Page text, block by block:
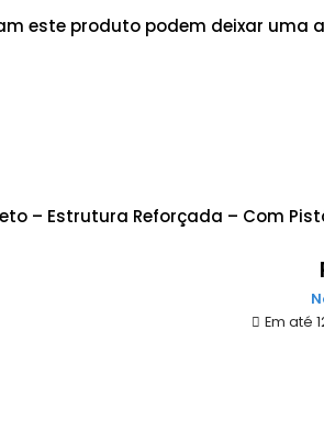
este produto podem deixar uma
– Estrutura Reforçada – Com
Em até